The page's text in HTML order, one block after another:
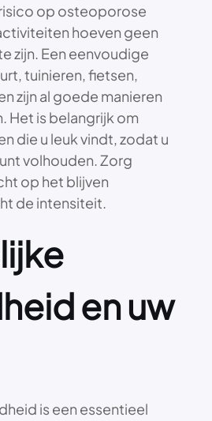
op osteoporose
hoeven geen
zijn. Een eenvoudige
tuinieren, fietsen,
zijn al goede manieren
Het is belangrijk om
die u leuk vindt, zodat u
volhouden. Zorg
op het blijven
de intensiteit.
en uw
is een essentieel